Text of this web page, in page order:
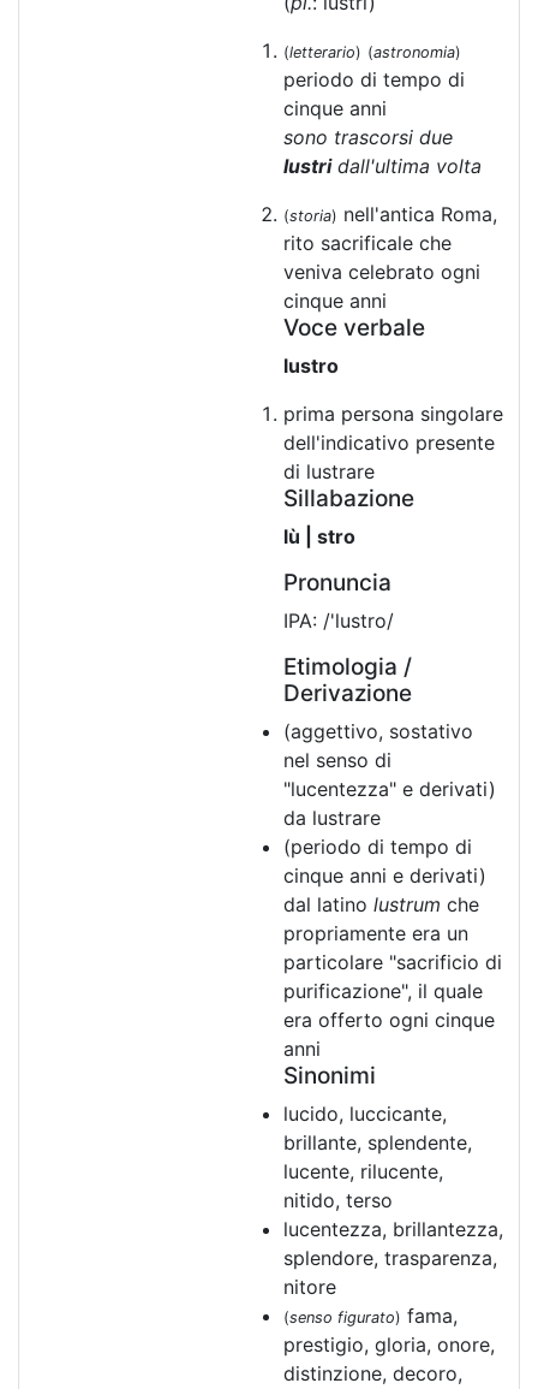
(letterario) (astronomia)
periodo di tempo di
cinque anni
sono trascorsi due
lustridall'ultima volta
(storia) nell'antica Roma,
rito sacrificale che
veniva celebrato ogni
cinque anni
Voce verbale
lustro
prima persona singolare
dell'indicativo presente
di lustrare
Sillabazione
lù | stro
Pronuncia
IPA: /'lustro/
Etimologia /
Derivazione
(aggettivo, sostativo
nel senso di
"lucentezza" e derivati)
da lustrare
(periodo di tempo di
cinque anni e derivati)
dal latino lustrum che
propriamente era un
particolare "sacrificio di
purificazione", il quale
era offerto ogni cinque
anni
Sinonimi
lucido, luccicante,
brillante, splendente,
lucente, rilucente,
nitido, terso
lucentezza, brillantezza,
splendore, trasparenza,
nitore
(senso figurato) fama,
prestigio, gloria, onore,
distinzione, decoro,